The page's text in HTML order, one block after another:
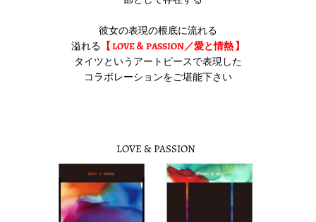
彼女の表現の根底に流れる
溢れる 【 LOVE＆ PASSION／愛と情熱 】
タイツというアートピースで表現した
コラボレーションをご堪能下さい
LOVE & PASSION